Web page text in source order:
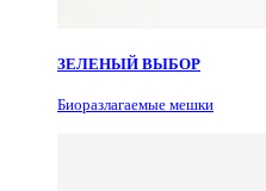
ЗЕЛЕНЫЙ ВЫБОР
Биоразлагаемые мешки